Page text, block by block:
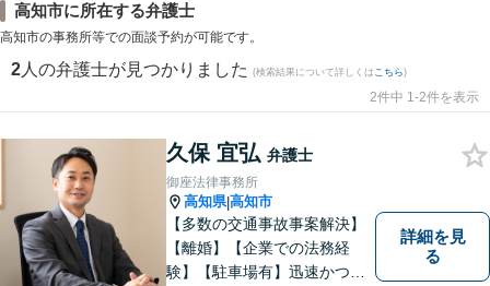
高知市に所在する弁護士
高知市の事務所等での面談予約が可能です。
2 人の弁護士が見つかりました (検索結果について詳しくは こちら)
2件中 1-2件を表示
久保 宜弘 弁護士
御座法律事務所
高知県|高知市
【多数の交通事故事案解決】
【離婚】【企業での法務経
験】【駐車場有】迅速かつ丁
詳細を見
る